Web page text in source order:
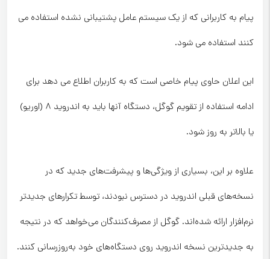
پیام به کاربرانی که از یک سیستم عامل پشتیبانی نشده استفاده می
کنند استفاده می شود.
این اعلان حاوی پیام خاصی است که به کاربران اطلاع می دهد برای
ادامه استفاده از تقویم گوگل، دستگاه آنها باید به اندروید 8 (اوریو)
یا بالاتر به روز شود.
علاوه بر این، بسیاری از ویژگی‌ها و پیشرفت‌های جدید که در
نسخه‌های قبلی اندروید در دسترس نبودند، توسط تکرارهای جدیدتر
نرم‌افزار ارائه شده‌اند. گوگل از مصرف‌کنندگان می‌خواهد که در نتیجه
به جدیدترین نسخه اندروید روی دستگاه‌های خود به‌روزرسانی کنند.